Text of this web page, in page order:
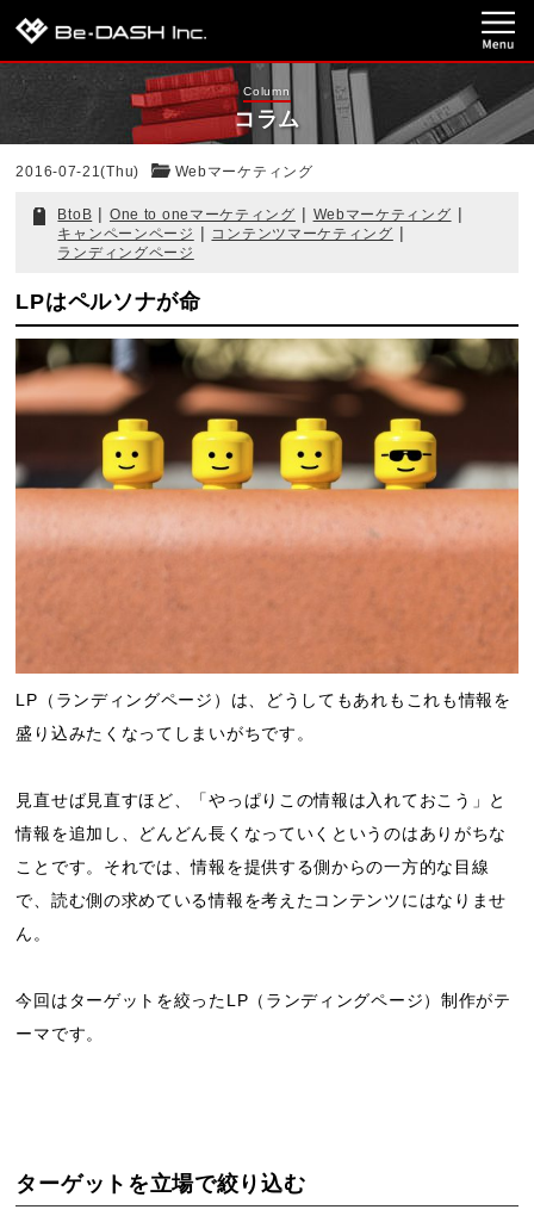
Column
コラム
2016-07-21(Thu) Webマーケティング
BtoB | One to oneマーケティング | Webマーケティング |
キャンペーンページ | コンテンツマーケティング |
ランディングページ
LPはペルソナが命
LP（ランディングページ）は、どうしてもあれもこれも情報を
盛り込みたくなってしまいがちです。
見直せば見直すほど、「やっぱりこの情報は入れておこう」と
情報を追加し、どんどん長くなっていくというのはありがちな
ことです。それでは、情報を提供する側からの一方的な目線
で、読む側の求めている情報を考えたコンテンツにはなりませ
ん。
今回はターゲットを絞ったLP（ランディングページ）制作がテ
ーマです。
ターゲットを立場で絞り込む